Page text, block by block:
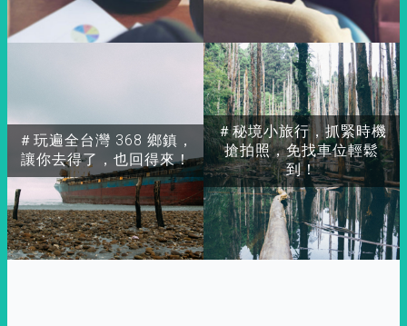
＃玩遍全台灣 368 鄉鎮，
讓你去得了，也回得來！
＃秘境小旅行，抓緊時機
搶拍照，免找車位輕鬆
到！